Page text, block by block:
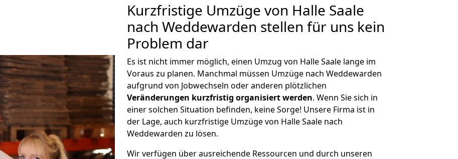
Kurzfristige Umzüge von Halle Saale
nach Weddewarden stellen für uns kein
Problem dar
Es ist nicht immer möglich, einen Umzug von Halle Saale lange im
Voraus zu planen. Manchmal müssen Umzüge nach Weddewarden
aufgrund von Jobwechseln oder anderen plötzlichen
Veränderungen kurzfristig organisiert werden. Wenn Sie sich in
einer solchen Situation befinden, keine Sorge! Unsere Firma ist in
der Lage, auch kurzfristige Umzüge von Halle Saale nach
Weddewarden zu lösen.
Wir verfügen über ausreichende Ressourcen und durch unseren